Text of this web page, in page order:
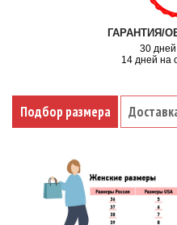
ГАРАНТИЯ/
30 дней
14 дней на
Подбор размера